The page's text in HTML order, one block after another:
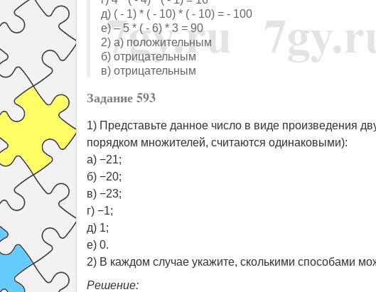
д) ( - 1) * ( - 10) * ( - 10) = - 100
е) – 5 * ( - 6) * 3 = 90
2) а) положительным
б) отрицательным
в) отрицательным
Задание 593
1) Представьте данное число в виде произведения
порядком множителей, считаются одинаковыми):
а) −21;
б) −20;
в) −23;
г) −1;
д) 1;
е) 0.
2) В каждом случае укажите, сколькими способами
Решение: